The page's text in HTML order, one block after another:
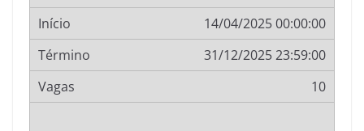
14/04/2025 00:00:00
31/12/2025 23:59:00
10